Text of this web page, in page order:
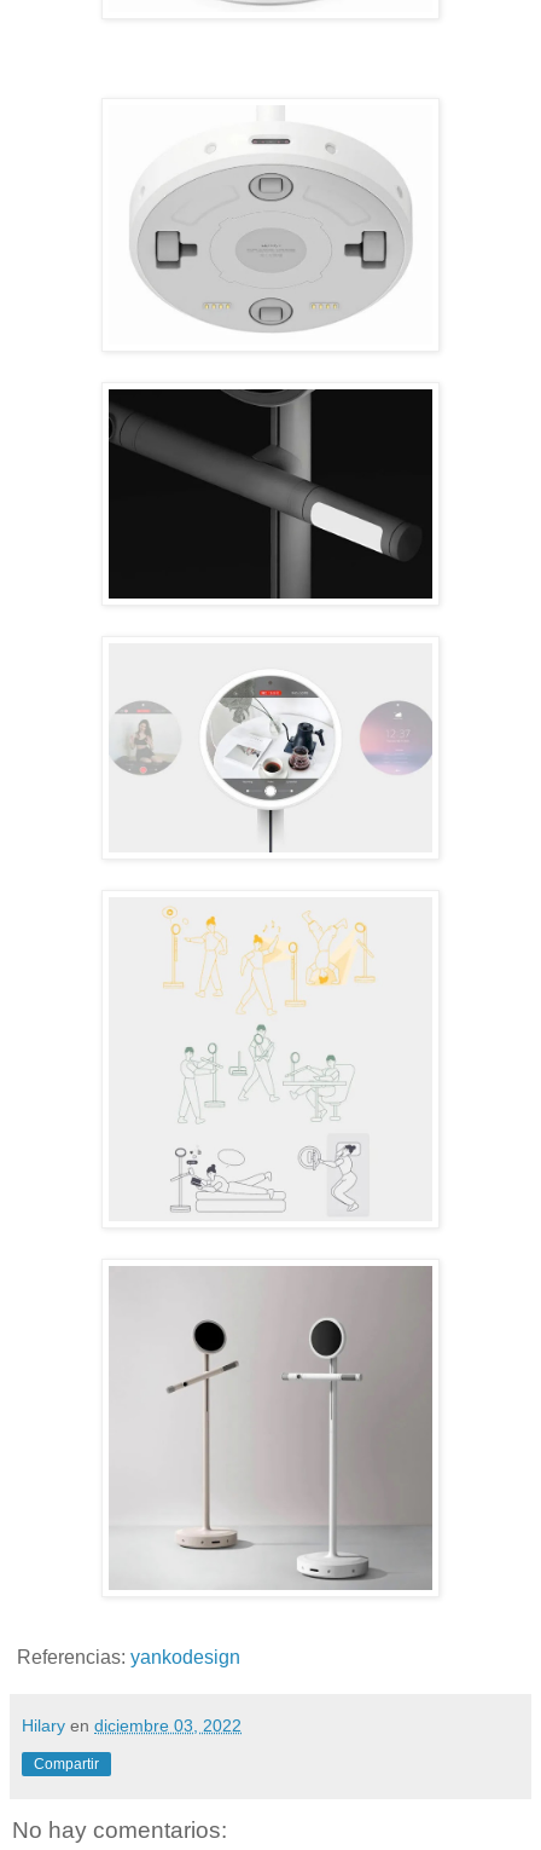
Referencias: yankodesign
Hilary en diciembre 03, 2022
Compartir
No hay comentarios: